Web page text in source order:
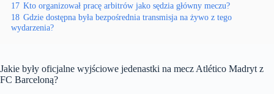
17 Kto organizował pracę arbitrów jako sędzia główny meczu?
18 Gdzie dostępna była bezpośrednia transmisja na żywo z tego
wydarzenia?
Jakie były oficjalne wyjściowe jedenastki na mecz Atlético Madryt z
FC Barceloną?